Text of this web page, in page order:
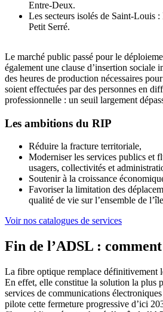
Entre-Deux.
Les secteurs isolés de Saint-Louis
Petit Serré.
Le marché public passé pour le
également une clause d’insertion sociale
des heures de production nécessaires
soient effectuées par des personnes en
professionnelle : un seuil largement
Les ambitions du RIP
Réduire la fracture territoriale,
Moderniser les services publics et
usagers, collectivités et
Soutenir à la croissance
Favoriser la limitation des
qualité de vie sur l’ensemble de
Voir nos catalogues de services
Fin de l’ADSL :
La fibre optique remplace définitivement
En effet, elle constitue la solution la plus
services de communications
pilote cette fermeture progressive d’ici